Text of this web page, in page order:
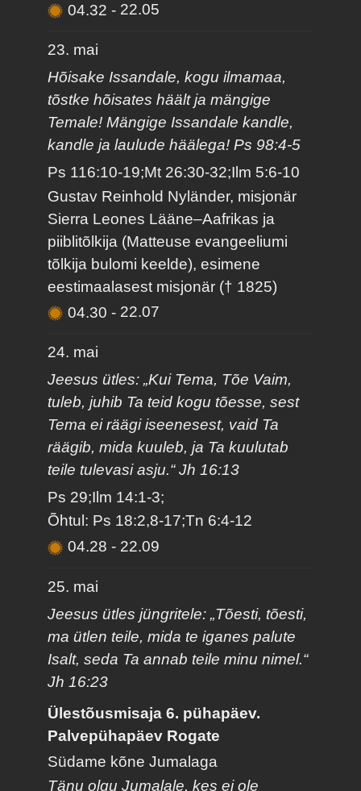
04.32- 22.05
23. mai
Hõisake Issandale, kogu ilmamaa,
tõstke hõisates häält ja mängige
Temale! Mängige Issandale kandle,
kandle ja laulude häälega! Ps 98:4-5
Ps 116:10-19;Mt 26:30-32;Ilm 5:6-10
Gustav Reinhold Nyländer, misjonär
Sierra Leones Lääne–Aafrikas ja
piiblitõlkija (Matteuse evangeeliumi
tõlkija bulomi keelde), esimene
eestimaalasest misjonär († 1825)
04.30- 22.07
24. mai
Jeesus ütles: „Kui Tema, Tõe Vaim,
tuleb, juhib Ta teid kogu tõesse, sest
Tema ei räägi iseenesest, vaid Ta
räägib, mida kuuleb, ja Ta kuulutab
teile tulevasi asju.“ Jh 16:13
Ps 29;Ilm 14:1-3;
Õhtul: Ps 18:2,8-17;Tn 6:4-12
04.28- 22.09
25. mai
Jeesus ütles jüngritele: „Tõesti, tõesti,
ma ütlen teile, mida te iganes palute
Isalt, seda Ta annab teile minu nimel.“
Jh 16:23
Ülestõusmisaja 6. pühapäev.
Palvepühapäev Rogate
Südame kõne Jumalaga
Tänu olgu Jumalale, kes ei ole